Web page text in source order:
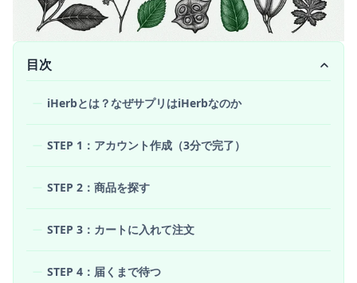
目次
iHerbとは？なぜサプリはiHerbなのか
STEP 1：アカウント作成（3分で完了）
STEP 2：商品を探す
STEP 3：カートに入れて注文
STEP 4：届くまで待つ